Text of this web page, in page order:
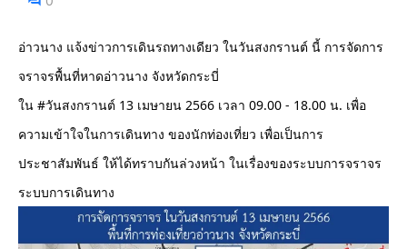
อ่าวนาง แจ้งข่าวการเดินรถทางเดียว ในวันสงกรานต์ นี้ การจัดการ
จราจรพื้นที่หาดอ่าวนาง จังหวัดกระบี่
ใน #วันสงกรานต์ 13 เมษายน 2566 เวลา 09.00 - 18.00 น. เพื่อ
ความเข้าใจในการเดินทาง ของนักท่องเที่ยว เพื่อเป็นการ
ประชาสัมพันธ์ ให้ได้ทราบกันล่วงหน้า ในเรื่องของระบบการจราจร
ระบบการเดินทาง